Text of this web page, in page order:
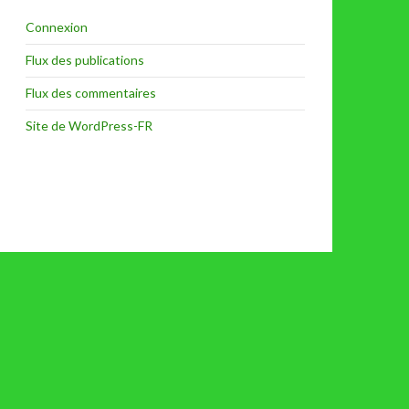
Connexion
Flux des publications
Flux des commentaires
Site de WordPress-FR